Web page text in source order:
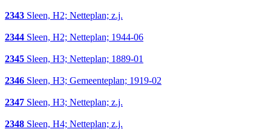
2343 Sleen, H2; Netteplan; z.j.
2344 Sleen, H2; Netteplan; 1944-06
2345 Sleen, H3; Netteplan; 1889-01
2346 Sleen, H3; Gemeenteplan; 1919-02
2347 Sleen, H3; Netteplan; z.j.
2348 Sleen, H4; Netteplan; z.j.